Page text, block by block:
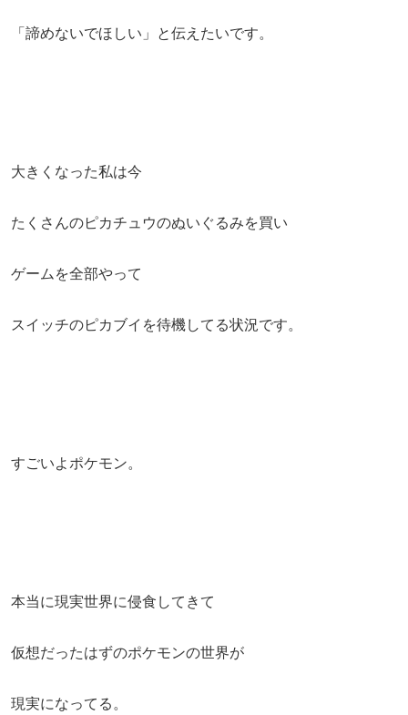
「諦めないでほしい」と伝えたいです。
大きくなった私は今
たくさんのピカチュウのぬいぐるみを買い
ゲームを全部やって
スイッチのピカブイを待機してる状況です。
すごいよポケモン。
本当に現実世界に侵食してきて
仮想だったはずのポケモンの世界が
現実になってる。